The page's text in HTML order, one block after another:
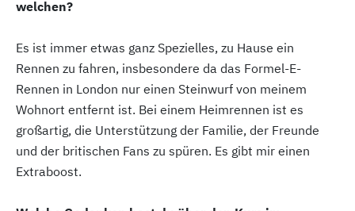
welchen?
Es ist immer etwas ganz Spezielles, zu Hause ein
Rennen zu fahren, insbesondere da das Formel-E-
Rennen in London nur einen Steinwurf von meinem
Wohnort entfernt ist. Bei einem Heimrennen ist es
großartig, die Unterstützung der Familie, der Freunde
und der britischen Fans zu spüren. Es gibt mir einen
Extraboost.